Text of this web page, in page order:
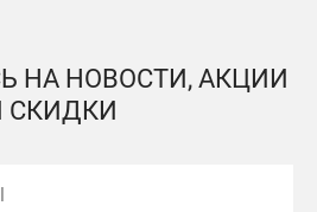
НА НОВОСТИ, АКЦИИ
СКИДКИ